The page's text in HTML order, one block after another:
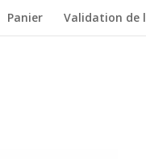
Panier Validation de